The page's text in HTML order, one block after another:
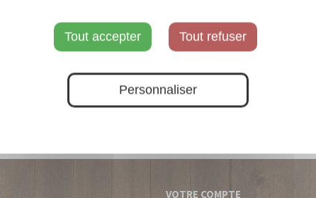
Tout accepter Tout refuser
Personnaliser
VOTRE COMPTE